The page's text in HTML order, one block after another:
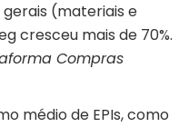
(materiais e
cresceu mais de 70%.
Compras
médio de EPIs, como